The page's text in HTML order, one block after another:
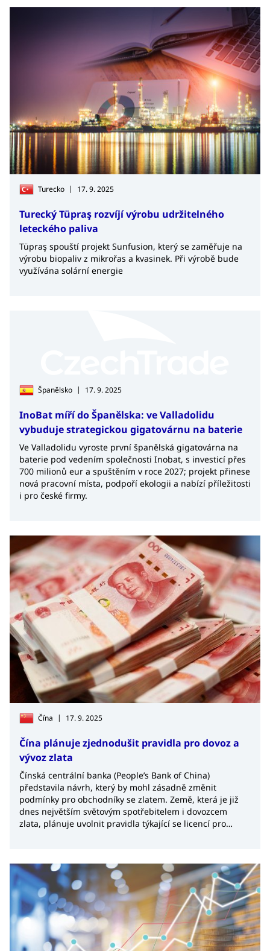
Turecko | 17. 9. 2025
Turecký Tüpraş rozvíjí výrobu udržitelného
leteckého paliva
Tüpraş spouští projekt Sunfusion, který se zaměřuje na
výrobu biopaliv z mikrořas a kvasinek. Při výrobě bude
využívána solární energie
Španělsko | 17. 9. 2025
InoBat míří do Španělska: ve Valladolidu
vybuduje strategickou gigatovárnu na baterie
Ve Valladolidu vyroste první španělská gigatovárna na
baterie pod vedením společnosti Inobat, s investicí přes
700 milionů eur a spuštěním v roce 2027; projekt přinese
nová pracovní místa, podpoří ekologii a nabízí příležitosti
i pro české firmy.
Čína | 17. 9. 2025
Čína plánuje zjednodušit pravidla pro dovoz a
vývoz zlata
Čínská centrální banka (People’s Bank of China)
představila návrh, který by mohl zásadně změnit
podmínky pro obchodníky se zlatem. Země, která je již
dnes největším světovým spotřebitelem i dovozcem
zlata, plánuje uvolnit pravidla týkající se licencí pro